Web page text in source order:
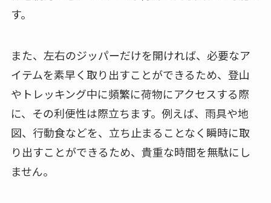
す。
また、左右のジッパーだけを開ければ、必要なア
イテムを素早く取り出すことができるため、登山
やトレッキング中に頻繁に荷物にアクセスする際
に、その利便性は際立ちます。例えば、雨具や地
図、行動食などを、立ち止まることなく瞬時に取
り出すことができるため、貴重な時間を無駄にし
ません。